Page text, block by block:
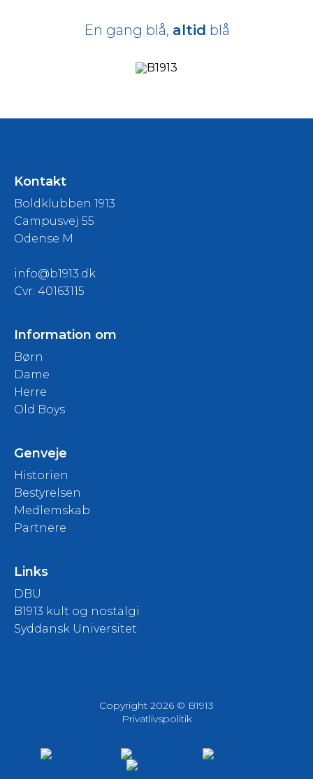
En gang blå, altid blå
Kontakt
Boldklubben 1913
Campusvej 55
Odense M
info@b1913.dk
Cvr: 40163115
Information om
Børn
Dame
Herre
Old Boys
Genveje
Historien
Bestyrelsen
Medlemskab
Partnere
Links
DBU
B1913 kult og nostalgi
Syddansk Universitet
Copyright 2026 © B1913
Privatlivspolitik